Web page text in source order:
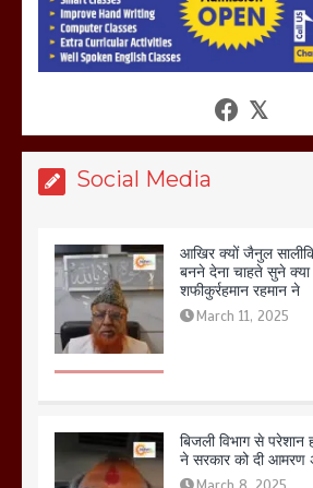
Social Media
होलिका रखने पर लात
गलोच ,कहा अगर रखी गई
आखिर क्यों जैनुल
बनने देना चाहते सुने क्या
शफीकुर्रहमान रहमान ने
March 11, 2025
बिजली विभाग से
ने सरकार को दी आमरण